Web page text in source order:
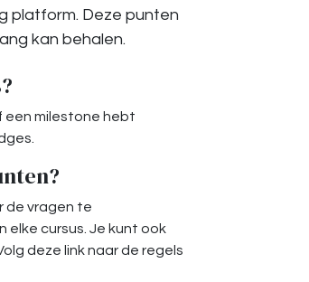
platform. Deze punten
kan behalen.
een milestone hebt
de vragen te
elke cursus. Je kunt ook
deze link naar de regels